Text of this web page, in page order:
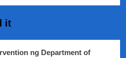
it
ng Department of